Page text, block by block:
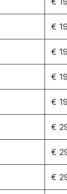
€
€
€
€
€
€
€